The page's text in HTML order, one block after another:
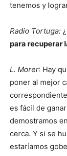
tenemos y
Radio Tortuga: ¿
para recuperar
L. Morer: Hay
poner al mejor
es fácil de
demostramos
cerca. Y si se
estaríamos